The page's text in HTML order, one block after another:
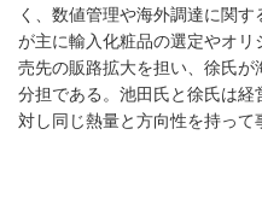
く、数値管理や海外調達に関
が主に輸入化粧品の選定やオ
売先の販路拡大を担い、徐氏が
分担である。池田氏と徐氏は
対し同じ熱量と方向性を持って